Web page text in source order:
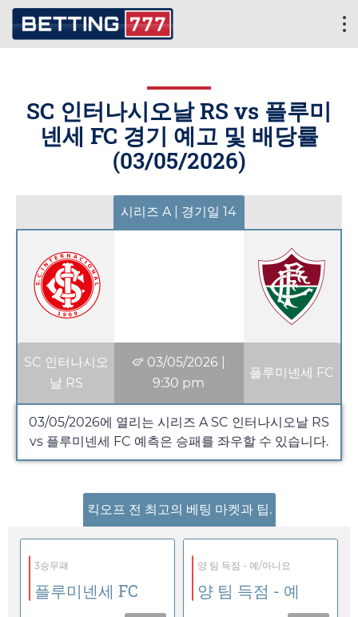
SC 인터나시오날 RS vs 플루미
넨세 FC 경기 예고 및 배당률
(03/05/2026)
시리즈 A | 경기일 14
SC 인터나시오
날 RS
03/05/2026
9:30 pm
플루미넨세 FC
03/05/2026에 열리는 시리즈 A SC 인터나시오날 RS
vs 플루미넨세 FC 예측은 승패를 좌우할 수 있습니다.
킥오프 전 최고의 베팅 마켓과 팁.
3승무패
플루미넨세 FC
양 팀 득점 - 예/아니요
양 팀 득점 - 예